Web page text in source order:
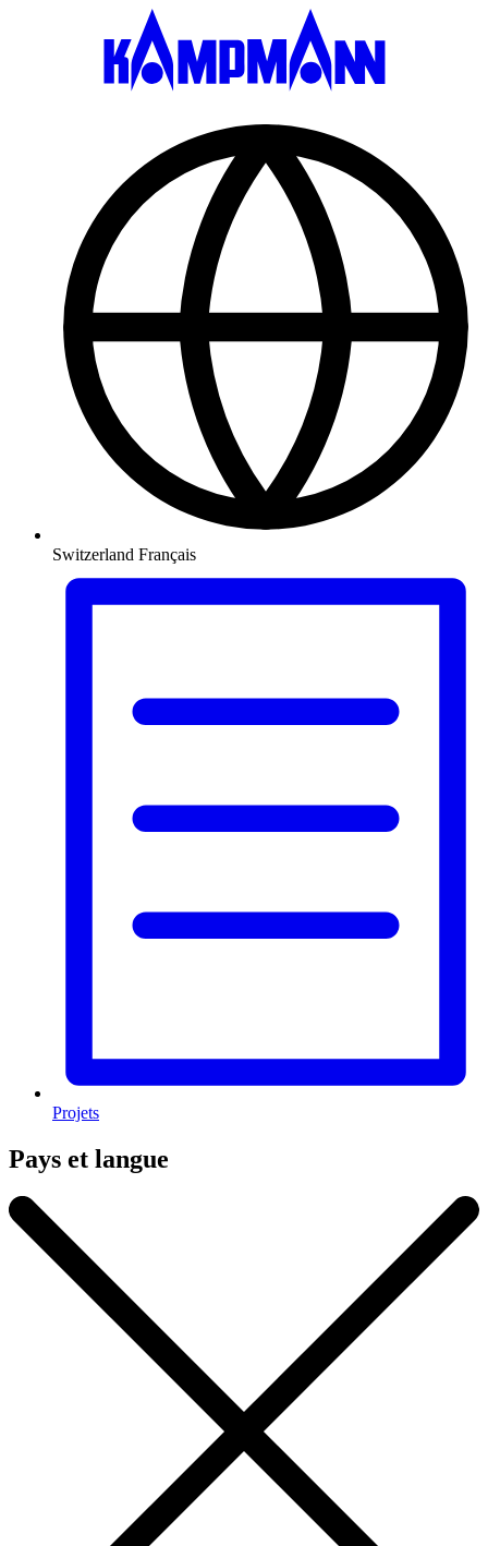
Switzerland Français
Projets
Pays et langue